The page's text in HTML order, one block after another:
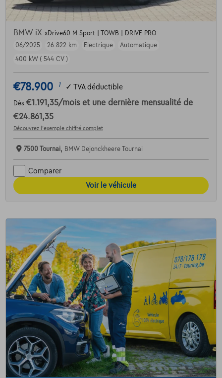
BMW iX xDrive60 M Sport | TOWB | DRIVE PRO
06/2025
26.822 km Electrique
Automatique
400 kW ( 544 CV )
€78.900 1 ✓ TVA déductible
Dès €1.191,35/mois et une dernière mensualité de
€24.861,35
Découvrez l’exemple chiffré complet
7500 Tournai, BMW Dejonckheere Tournai
Comparer
Voir le véhicule